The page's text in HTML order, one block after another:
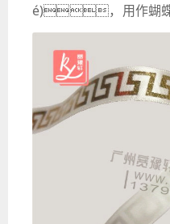
é)，用作蝴蝶